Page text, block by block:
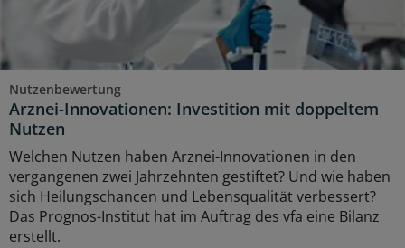
Nutzenbewertung
Arznei-Innovationen: Investition mit doppeltem
Nutzen
Welchen Nutzen haben Arznei-Innovationen in den
vergangenen zwei Jahrzehnten gestiftet? Und wie haben
sich Heilungschancen und Lebensqualität verbessert?
Das Prognos-Institut hat im Auftrag des vfa eine Bilanz
erstellt.